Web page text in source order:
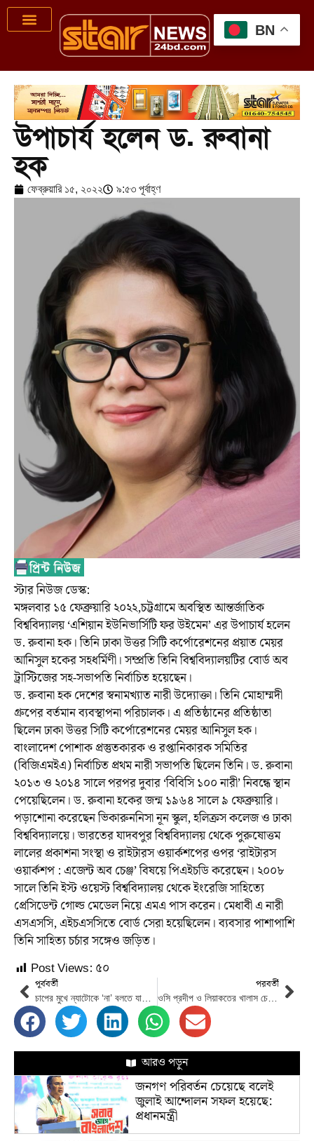
উপাচার্য হলেন ড. রুবানা
হক
ফেব্রুয়ারি ১৫, ২০২২ ৯:৫৩ পূর্বাহ্ণ
স্টার নিউজ ডেস্ক:
মঙ্গলবার ১৫ ফেব্রুয়ারি ২০২২,চট্টগ্রামে অবস্থিত আন্তর্জাতিক
বিশ্ববিদ্যালয় ‘এশিয়ান ইউনিভার্সিটি ফর উইমেন’ এর উপাচার্য হলেন
ড. রুবানা হক। তিনি ঢাকা উত্তর সিটি কর্পোরেশনের প্রয়াত মেয়র
আনিসুল হকের সহধর্মিণী। সম্প্রতি তিনি বিশ্ববিদ্যালয়টির বোর্ড অব
ট্রাস্টিজের সহ-সভাপতি নির্বাচিত হয়েছেন।
ড. রুবানা হক দেশের স্বনামখ্যাত নারী উদ্যোক্তা। তিনি মোহাম্মদী
গ্রুপের বর্তমান ব্যবস্থাপনা পরিচালক। এ প্রতিষ্ঠানের প্রতিষ্ঠাতা
ছিলেন ঢাকা উত্তর সিটি কর্পোরেশনের মেয়র আনিসুল হক।
বাংলাদেশ পোশাক প্রস্তুতকারক ও রপ্তানিকারক সমিতির
(বিজিএমইএ) নির্বাচিত প্রথম নারী সভাপতি ছিলেন তিনি। ড. রুবানা
২০১৩ ও ২০১৪ সালে পরপর দুবার ‘বিবিসি ১০০ নারী’ নিবন্ধে স্থান
পেয়েছিলেন। ড. রুবানা হকের জন্ম ১৯৬৪ সালে ৯ ফেব্রুয়ারি।
পড়াশোনা করেছেন ভিকারুননিসা নূন স্কুল, হলিক্রস কলেজ ও ঢাকা
বিশ্ববিদ্যালয়ে। ভারতের যাদবপুর বিশ্ববিদ্যালয় থেকে পুরুষোত্তম
লালের প্রকাশনা সংস্থা ও রাইটারস ওয়ার্কশপের ওপর ‘রাইটারস
ওয়ার্কশপ : এজেন্ট অব চেঞ্জ’ বিষয়ে পিএইচডি করেছেন। ২০০৮
সালে তিনি ইস্ট ওয়েস্ট বিশ্ববিদ্যালয় থেকে ইংরেজি সাহিত্যে
প্রেসিডেন্ট গোল্ড মেডেল নিয়ে এমএ পাস করেন। মেধাবী এ নারী
এসএসসি, এইচএসসিতে বোর্ড সেরা হয়েছিলেন। ব্যবসার পাশাপাশি
তিনি সাহিত্য চর্চার সঙ্গেও জড়িত।
Post Views: ৫০
পূর্ববর্তী
চাপের মুখে ন্যাটোকে ‘না’ বলতে যাচ্ছে ইউক্রেন
পরবর্তী
ওসি প্রদীপ ও লিয়াকতের খালাস চেয়ে হাইকোর্টে আপিল
আরও পড়ুন
জনগণ পরিবর্তন চেয়েছে বলেই
জুলাই আন্দোলন সফল হয়েছে:
প্রধানমন্ত্রী
BN